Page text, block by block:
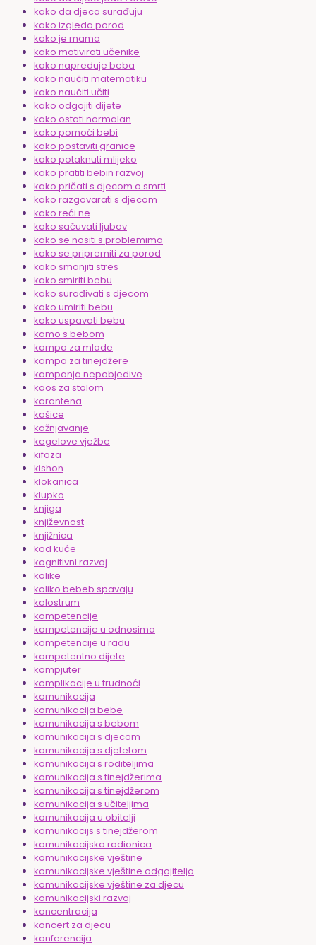
kako da djeca surađuju
kako izgleda porod
kako je mama
kako motivirati učenike
kako napreduje beba
kako naučiti matematiku
kako naučiti učiti
kako odgojiti dijete
kako ostati normalan
kako pomoći bebi
kako postaviti granice
kako potaknuti mlijeko
kako pratiti bebin razvoj
kako pričati s djecom o smrti
kako razgovarati s djecom
kako reći ne
kako sačuvati ljubav
kako se nositi s problemima
kako se pripremiti za porod
kako smanjiti stres
kako smiriti bebu
kako surađivati s djecom
kako umiriti bebu
kako uspavati bebu
kamo s bebom
kampa za mlade
kampa za tinejdžere
kampanja nepobjedive
kaos za stolom
karantena
kašice
kažnjavanje
kegelove vježbe
kifoza
kishon
klokanica
klupko
knjiga
književnost
knjižnica
kod kuće
kognitivni razvoj
kolike
koliko bebeb spavaju
kolostrum
kompetencije
kompetencije u odnosima
kompetencije u radu
kompetentno dijete
kompjuter
komplikacije u trudnoći
komunikacija
komunikacija bebe
komunikacija s bebom
komunikacija s djecom
komunikacija s djetetom
komunikacija s roditeljima
komunikacija s tinejdžerima
komunikacija s tinejdžerom
komunikacija s učiteljima
komunikacija u obitelji
komunikacijs s tinejdžerom
komunikacijska radionica
komunikacijske vještine
komunikacijske vještine odgojitelja
komunikacijske vještine za djecu
komunikacijski razvoj
koncentracija
koncert za djecu
konferencija